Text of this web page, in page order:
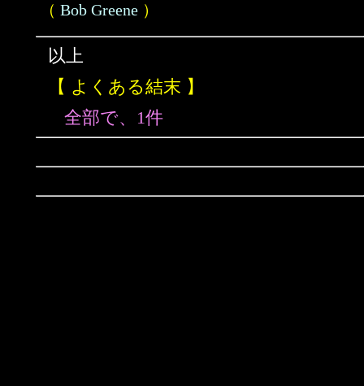
（ Bob Greene ）
以上
【 よくある結末 】
全部で、1件